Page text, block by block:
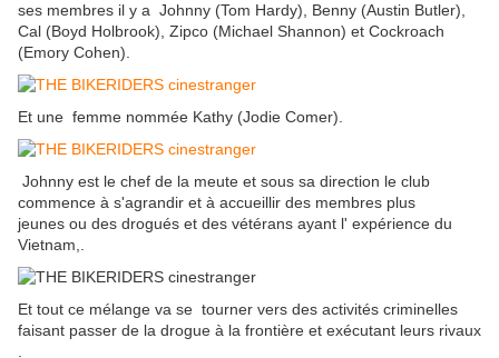
ses membres il y a Johnny (Tom Hardy), Benny (Austin Butler),
Cal (Boyd Holbrook), Zipco (Michael Shannon) et Cockroach
(Emory Cohen).
Et une femme nommée Kathy (Jodie Comer).
Johnny est le chef de la meute et sous sa direction le club
commence à s'agrandir et à accueillir des membres plus
jeunes ou des drogués et des vétérans ayant l' expérience du
Vietnam,.
Et tout ce mélange va se tourner vers des activités criminelles
faisant passer de la drogue à la frontière et exécutant leurs rivaux